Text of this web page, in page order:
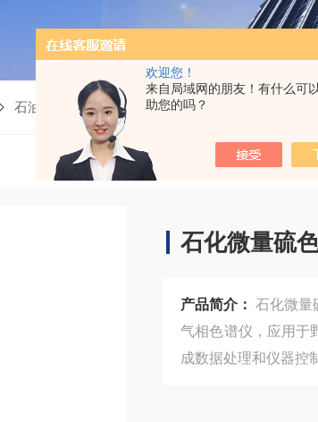
欢迎您！
来自局域网的朋友！有什么可
助您的吗？
石油化工 PG20FPD石化微量硫色谱仪
石化微量硫
产品简介： 石化微量
气相色谱仪，应用于
成数据处理和仪器控